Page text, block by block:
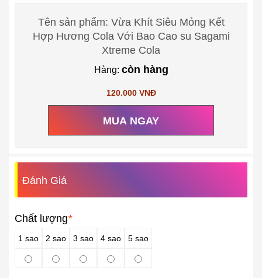
Tên sản phẩm: Vừa Khít Siêu Mỏng Kết
Hợp Hương Cola Với Bao Cao su Sagami
Xtreme Cola
Hàng: còn hàng
120.000 VNĐ
MUA NGAY
Đánh Giá
Chất lượng*
1 sao 2 sao 3 sao 4 sao 5 sao